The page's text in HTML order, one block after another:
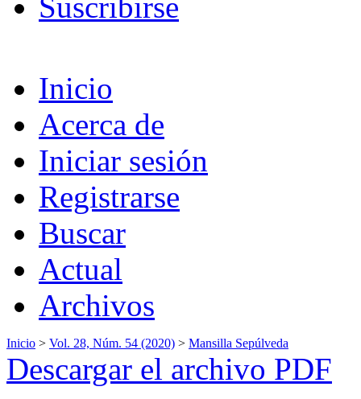
Inicio
Acerca de
Iniciar sesión
Registrarse
Buscar
Actual
Archivos
Inicio > Vol. 28, Núm. 54 (2020) > Mansilla Sepúlveda
Descargar el archivo PDF